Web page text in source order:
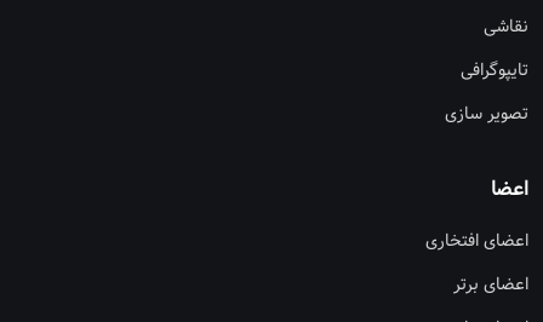
نقاشی
تایپوگرافی
تصویر سازی
اعضا
اعضای افتخاری
اعضای برتر